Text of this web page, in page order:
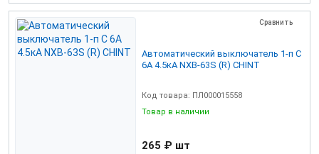
Сравнить
Автоматический выключатель 1-п С
6А 4.5кА NXB-63S (R) CHINT
Код товара: ПЛ000015558
Товар в наличии
265 ₽ шт